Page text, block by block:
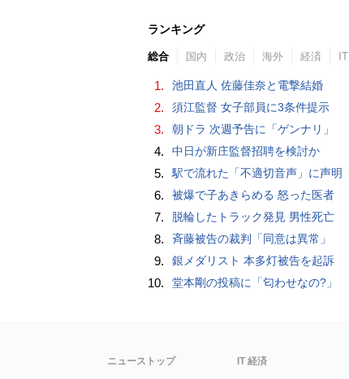
ランキング
総合 国内 政治 海外 経済 IT
1. 池田直人 佐藤佳奈と電撃結婚
2. 須江監督 女子部員に3条件提示
3. 朝ドラ 次週予告に「ゲンナリ」
4. 中日が新庄監督招聘を検討か
5. 駅で流れた「不適切音声」に声明
6. 被爆で子あきらめる 怒った医者
7. 脱輪したトラック発見 男性死亡
8. 斉藤被告の裁判「同意は異常」
9. 銀メダリスト 本多灯被告を起訴
10. 堂本剛の投稿に「匂わせなの?」
ニューストップ IT 経済